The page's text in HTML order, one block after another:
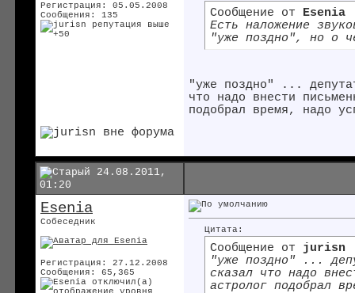
Регистрация: 05.05.2008
Сообщения: 135
Сообщение от
Esenia
Есть наложение
"уже поздно", но о
"уже поздно" ...
что надо внести
подобрал время, надо
24.08.2011,
01:20
Esenia
Собеседник
Регистрация: 27.12.2008
Сообщения: 65,365
Цитата:
Сообщение от jurisn
"уже поздно" ...
сказал что надо
астролог подобрал